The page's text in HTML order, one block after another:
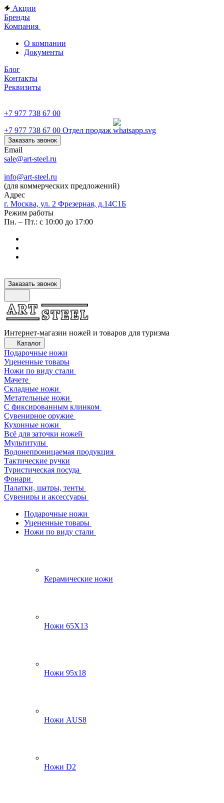
Акции
Бренды
Компания
О компании
Документы
Блог
Контакты
Реквизиты
+7 977 738 67 00
+7 977 738 67 00 Отдел продаж
Заказать звонок
Email
sale@art-steel.ru
info@art-steel.ru
(для коммерческих предложений)
Адрес
г. Москва, ул. 2 Фрезерная, д.14С1Б
Режим работы
Пн. – Пт.: с 10:00 до 17:00
Заказать звонок
Интернет-магазин ножей и товаров для туризма
Каталог
Подарочные ножи
Уцененные товары
Ножи по виду стали
Мачете
Складные ножи
Метательные ножи
С фиксированным клинком
Сувенирное оружие
Кухонные ножи
Всё для заточки ножей
Мультитулы
Водонепроницаемая продукция
Тактические ручки
Туристическая посуда
Фонари
Палатки, шатры, тенты
Сувениры и аксессуары
Подарочные ножи
Уцененные товары
Ножи по виду стали
Керамические ножи
Ножи 65Х13
Ножи 95х18
Ножи AUS8
Ножи D2